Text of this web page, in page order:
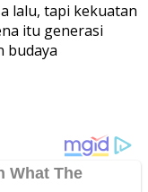
lalu, tapi kekuatan
itu generasi
budaya